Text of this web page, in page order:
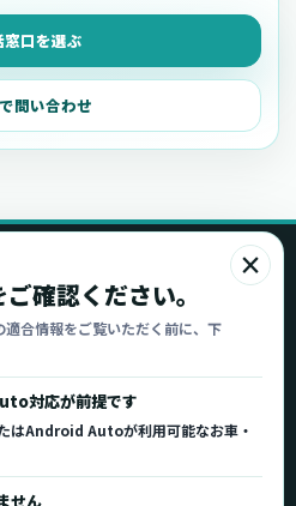
窓口を選ぶ
問い合わせ
×
確認ください。
合情報をご覧いただく前に、下
対応が前提です
はAndroid Autoが利用可能なお車・
せん
株式会社
製品情報、車種適
けに整理してご案内し
国内サポート窓口